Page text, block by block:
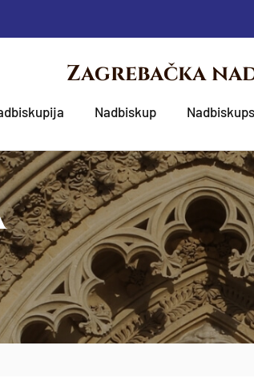
Zagrebačka
Nadbiskup